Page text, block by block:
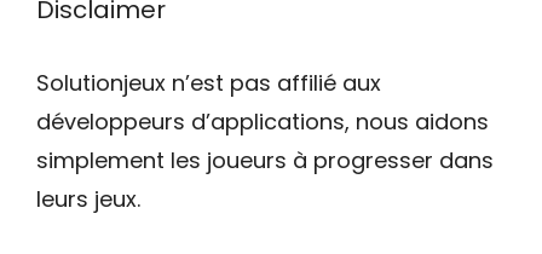
Disclaimer
Solutionjeux n’est pas affilié aux
développeurs d’applications, nous aidons
simplement les joueurs à progresser dans
leurs jeux.